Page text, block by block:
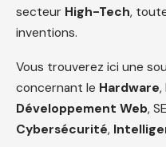
secteur High-Tech,
inventions.
Vous trouverez ici une
concernant le Hardware,
Développement Web,
Cybersécurité,